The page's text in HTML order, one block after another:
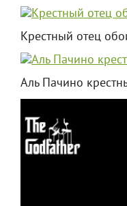
Крестный отец
Аль Пачино